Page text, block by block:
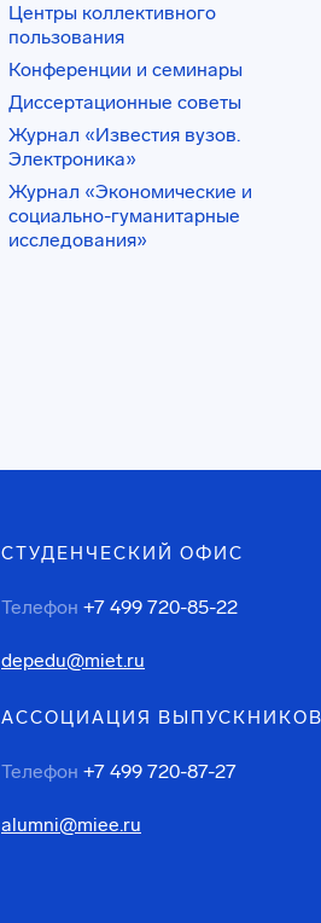
Центры коллективного
пользования
Конференции и семинары
Диссертационные советы
Журнал «Известия вузов.
Электроника»
Журнал «Экономические и
социально-гуманитарные
исследования»
СТУДЕНЧЕСКИЙ ОФИС
Телефон +7 499 720-85-22
depedu@miet.ru
АССОЦИАЦИЯ ВЫПУСКНИКОВ
Телефон +7 499 720-87-27
alumni@miee.ru